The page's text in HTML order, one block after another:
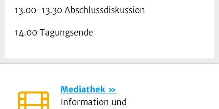
13.00-13.30 Abschlussdiskussion
14.00 Tagungsende
Mediathek
Information und